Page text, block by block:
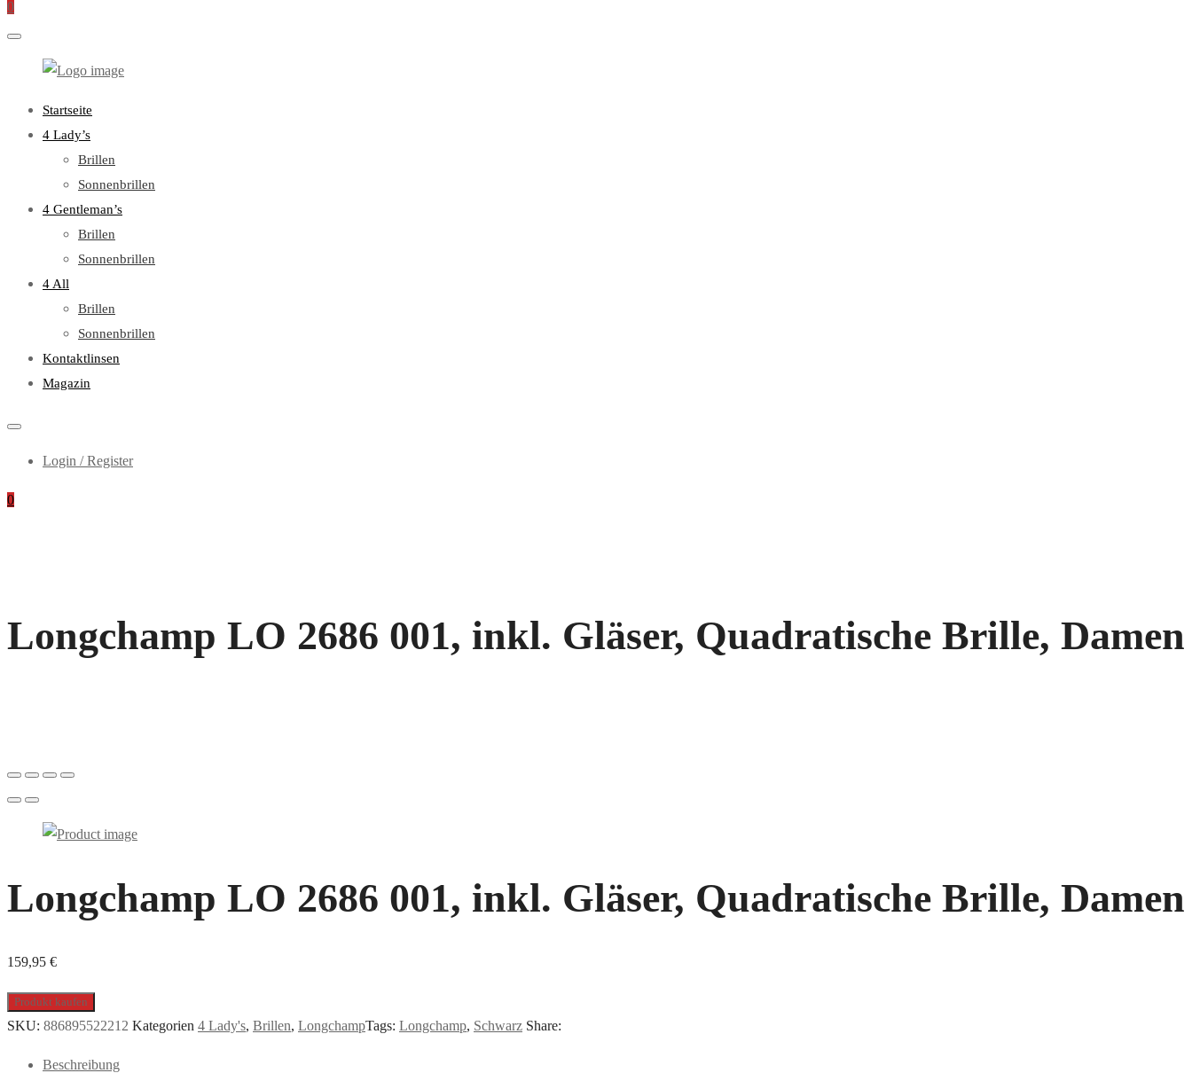
0
Primary
Menu
Startseite
4 Lady’s
Brillen
Sonnenbrillen
4 Gentleman’s
Brillen
Sonnenbrillen
4 All
Brillen
Sonnenbrillen
Kontaktlinsen
Magazin
Login / Register
0
Longchamp LO 2686 001, inkl. Gläser, Quadratische Brille, Damen
Longchamp LO 2686 001, inkl. Gläser, Quadratische Brille, Damen
159,95 €
Produkt kaufen
SKU: 886895522212 Kategorien 4 Lady's, Brillen, LongchampTags: Longchamp, Schwarz Share:
Beschreibung